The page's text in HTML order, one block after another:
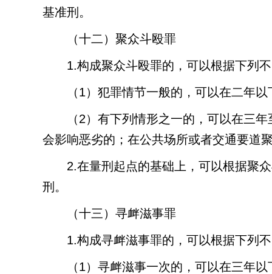
基准刑。
（十二）聚众斗殴罪
1.构成聚众斗殴罪的，可以根据下列
（1）犯罪情节一般的，可以在二年
（2）有下列情形之一的，可以在三
会影响恶劣的；在公共场所或者交通要道
2.在量刑起点的基础上，可以根据聚
刑。
（十三）寻衅滋事罪
1.构成寻衅滋事罪的，可以根据下列
（1）寻衅滋事一次的，可以在三年